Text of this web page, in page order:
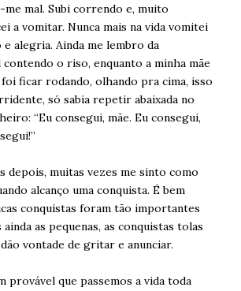
mal. Subi correndo e, muito
a vomitar. Nunca mais na vida vomitei
alegria. Ainda me lembro da
contendo o riso, enquanto a minha mãe
foi ficar rodando, olhando pra cima, isso
só sabia repetir abaixada no
“Eu consegui, mãe. Eu consegui,
depois, muitas vezes me sinto como
alcanço uma conquista. É bem
conquistas foram tão importantes
ainda as pequenas, as conquistas tolas
vontade de gritar e anunciar.
provável que passemos a vida toda